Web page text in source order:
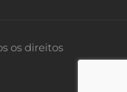
os direitos